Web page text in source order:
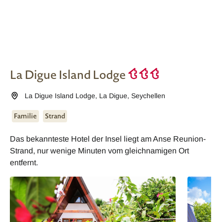
La Digue Island Lodge
La Digue Island Lodge, La Digue,Seychellen
Familie Strand
Das bekannteste Hotel der Insel liegt am Anse Reunion-
Strand, nur wenige Minuten vom gleichnamigen Ort
entfernt.